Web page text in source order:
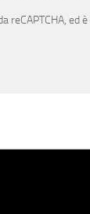
reCAPTCHA, ed